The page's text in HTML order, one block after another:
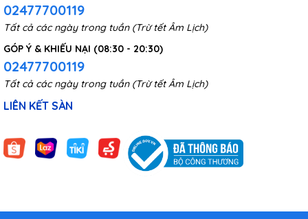
02477700119
Tất cả các ngày trong tuần (Trừ tết Âm Lịch)
GÓP Ý & KHIẾU NẠI (08:30 - 20:30)
02477700119
Tất cả các ngày trong tuần (Trừ tết Âm Lịch)
LIÊN KẾT SÀN